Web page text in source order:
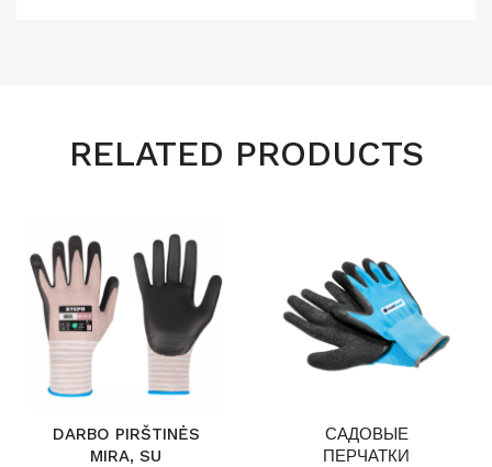
RELATED PRODUCTS
DARBO PIRŠTINĖS
MIRA, SU
САДОВЫЕ
ПЕРЧАТКИ